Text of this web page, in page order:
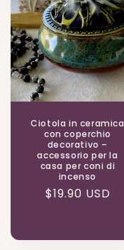
Ciotola in ceramica
con coperchio
decorativo –
accessorio per la
casa per coni di
incenso
Prezzo
$19.90 USD